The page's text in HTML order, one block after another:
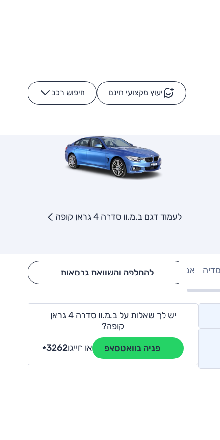
יעוץ מקצועי חינם חיפוש רכב -
לעמוד דגם ב.מ.וו סדרה 4 גראן קופה
אבזור Hide config section
להחלפה והשוואת גרסאות
יש לך שאלות על ב.מ.וו סדרה 4 גראן
קופה?
פניה בוואטסאפ או חייגו *3262